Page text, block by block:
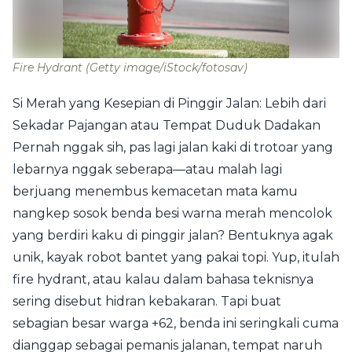
Fire Hydrant (Getty image/iStock/fotosav)
Si Merah yang Kesepian di Pinggir Jalan: Lebih dari
Sekadar Pajangan atau Tempat Duduk Dadakan
Pernah nggak sih, pas lagi jalan kaki di trotoar yang
lebarnya nggak seberapa—atau malah lagi
berjuang menembus kemacetan mata kamu
nangkep sosok benda besi warna merah mencolok
yang berdiri kaku di pinggir jalan? Bentuknya agak
unik, kayak robot bantet yang pakai topi. Yup, itulah
fire hydrant, atau kalau dalam bahasa teknisnya
sering disebut hidran kebakaran. Tapi buat
sebagian besar warga +62, benda ini seringkali cuma
dianggap sebagai pemanis jalanan, tempat naruh